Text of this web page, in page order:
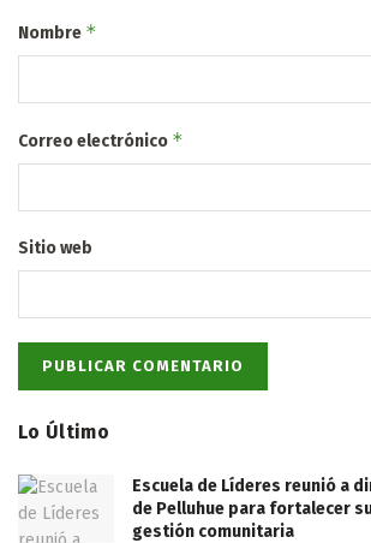
Nombre *
Correo electrónico *
Sitio web
Lo Último
Escuela de Líderes reunió a
de Pelluhue para fortalecer
gestión comunitaria